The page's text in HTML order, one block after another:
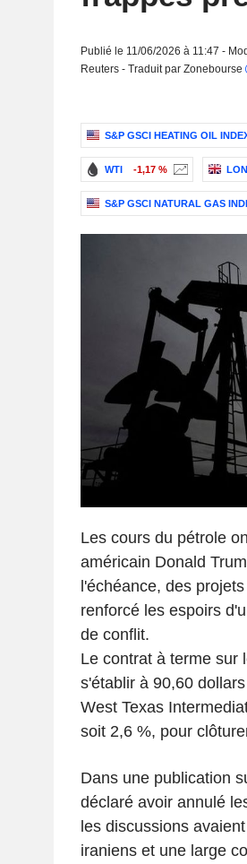
Publié le 11/06/2026 à 11:47 -
Reuters - Traduit par Zonebourse
S&P GSCI HEATING OIL
WTI -1,17 %
S&P GSCI NATURAL GAS
Les cours du pétrole
américain Donald
l'échéance, des
renforcé les espoirs
de conflit.
Le contrat à terme sur
s'établir à 90,60
West Texas
soit 2,6 %, pour
Dans une publication
déclaré avoir annulé
les discussions
iraniens et une large